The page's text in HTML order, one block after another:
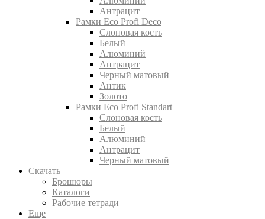
Антрацит
Рамки Eco Profi Deco
Слоновая кость
Белый
Алюминий
Антрацит
Черный матовый
Антик
Золото
Рамки Eco Profi Standart
Слоновая кость
Белый
Алюминий
Антрацит
Черный матовый
Скачать
Брошюры
Каталоги
Рабочие тетради
Еще